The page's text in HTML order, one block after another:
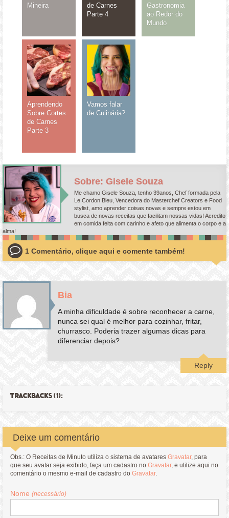
Mineira
de Carnes
Parte 4
Gastronomia
ao Redor do
Mundo
Aprendendo
Sobre Cortes
de Carnes
Parte 3
Vamos falar
de Culinária?
Sobre: Gisele Souza
Me chamo Gisele Souza, tenho 39anos, Chef formada pela
Le Cordon Bleu, Vencedora do Masterchef Creators e Food
stylist, amo aprender coisas novas e sempre estou em
busca de novas receitas que facilitam nossas vidas! Acredito
em comida feita com carinho e afeto que alimenta o corpo e a
alma!
1 Comentário, clique aqui e comente também!
Bia
A minha dificuldade é sobre reconhecer a carne,
nunca sei qual é melhor para cozinhar, fritar,
churrasco. Poderia trazer algumas dicas para
diferenciar depois?
Reply
TRACKBACKS (1):
Deixe um comentário
Obs.: O Receitas de Minuto utiliza o sistema de avataresGravatar, para
que seu avatar seja exibido, faça um cadastro noGravatar, e utilize aqui no
comentário o mesmo e-mail de cadastro doGravatar.
Nome(necessário)